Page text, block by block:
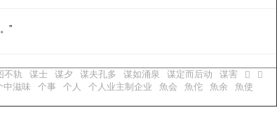
”
不轨 谋士 谋夕 谋夫孔多 谋如涌泉 谋定而后动 谋害 𬊡
𬊣
中滋味 个事 个人 个人业主制企业 魚会 魚佗 魚余
魚使